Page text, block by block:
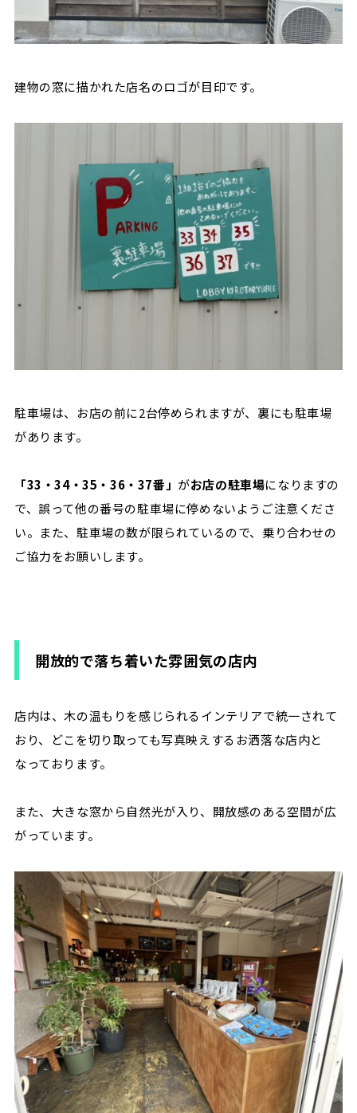
建物の窓に描かれた店名のロゴが目印です。
駐車場は、お店の前に2台停められますが、裏にも駐車場
があります。
「33・34・35・36・37番」 がお店の駐車場になりますの
で、誤って他の番号の駐車場に停めないようご注意くださ
い。また、駐車場の数が限られているので、乗り合わせの
ご協力をお願いします。
開放的で落ち着いた雰囲気の店内
店内は、木の温もりを感じられるインテリアで統一されて
おり、どこを切り取っても写真映えするお洒落な店内と
なっております。
また、大きな窓から自然光が入り、開放感のある空間が広
がっています。